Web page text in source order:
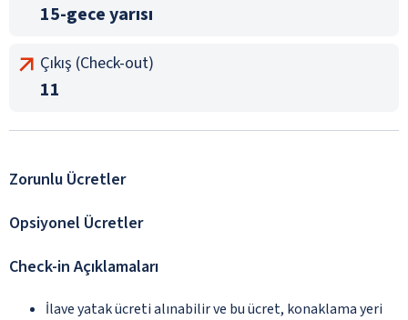
15-gece yarısı
Çıkış (Check-out)
11
Zorunlu Ücretler
Opsiyonel Ücretler
Check-in Açıklamaları
İlave yatak ücreti alınabilir ve bu ücret, konaklama yeri